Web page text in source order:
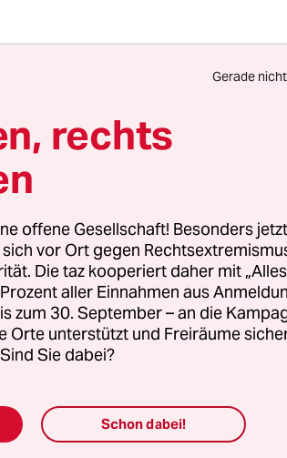
Torsten
im Gegensatz
regelmäßig in der
Seebrücke
beeinflusste
Aktivist*innen
ist die Rede.
eine Strategie
Gerade nicht
rechts
offene Gesellschaft! Besonders jetzt
vor Ort gegen
Die taz kooperiert daher mit „Alles
aller Einnahmen aus
zum 30. September – an die
Orte unterstützt und Freiräume
Sie dabei?
Schon dabei!